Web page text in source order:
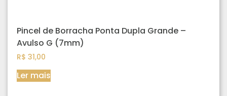
Pincel de Borracha Ponta Dupla Grande –
Avulso G (7mm)
R$ 31,00
Ler mais